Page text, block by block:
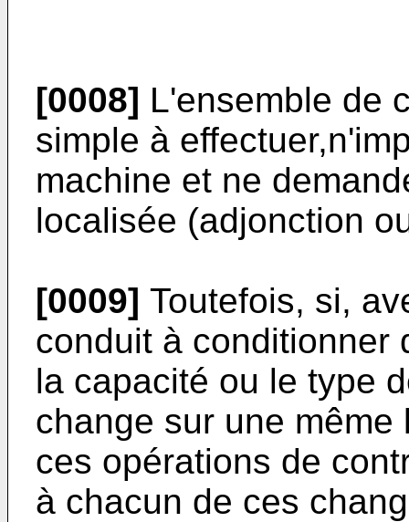
[0008] L'ensemble de
simple à
machine et ne
localisée (adjonction
[0009] Toutefois, si,
conduit à conditionner
la capacité ou le type
change sur une
ces opérations de
à chacun de ces